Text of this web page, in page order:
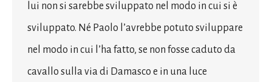
lui non si sarebbe sviluppato nel modo in cui si è
sviluppato. Né Paolo l’avrebbe potuto sviluppare
nel modo in cui l’ha fatto, se non fosse caduto da
cavallo sulla via di Damasco e in una luce